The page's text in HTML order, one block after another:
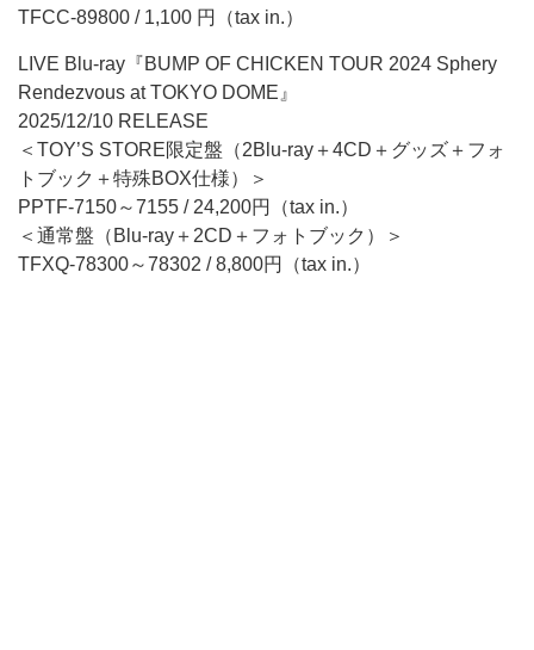
TFCC-89800 / 1,100 円（tax in.）
LIVE Blu-ray『BUMP OF CHICKEN TOUR 2024 Sphery
Rendezvous at TOKYO DOME』
2025/12/10 RELEASE
＜TOY’S STORE限定盤（2Blu-ray＋4CD＋グッズ＋フォ
トブック＋特殊BOX仕様）＞
PPTF-7150～7155 / 24,200円（tax in.）
＜通常盤（Blu-ray＋2CD＋フォトブック）＞
TFXQ-78300～78302 / 8,800円（tax in.）